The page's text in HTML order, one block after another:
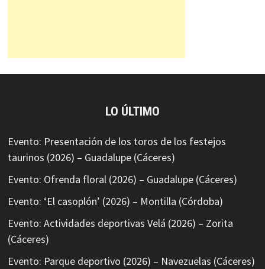
LO ÚLTIMO
Evento: Presentación de los toros de los festejos
taurinos (2026) – Guadalupe (Cáceres)
Evento: Ofrenda floral (2026) – Guadalupe (Cáceres)
Evento: ‘El casoplón’ (2026) – Montilla (Córdoba)
Evento: Actividades deportivas Velá (2026) – Zorita
(Cáceres)
Evento: Parque deportivo (2026) – Navezuelas (Cáceres)